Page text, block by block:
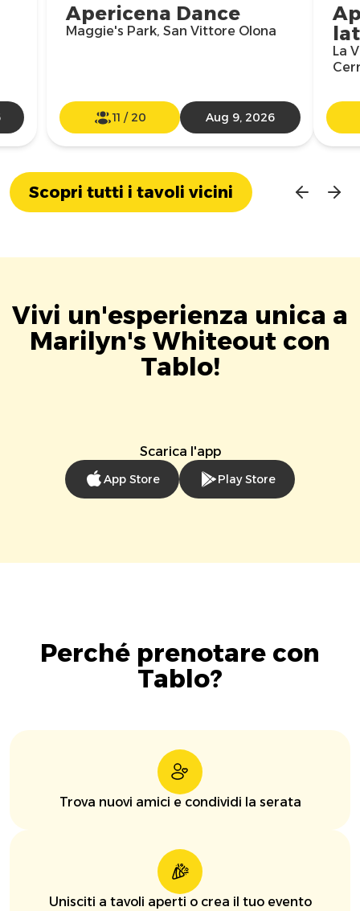
Apericena Dance
Maggie's Park, San Vittore Olona
11 / 20 Aug 9, 2026
La
Scopri tutti i tavoli vicini
Vivi un'esperienza unica a
Marilyn's Whiteout con
Tablo!
Scarica l'app
App Store Play Store
Perché prenotare con
Tablo?
Trova nuovi amici e condividi la serata
Unisciti a tavoli aperti o crea il tuo evento